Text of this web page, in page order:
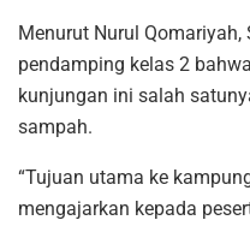
Menurut Nurul Qomariyah,
pendamping kelas 2
kunjungan ini salah
sampah.
“Tujuan utama ke
mengajarkan kepada